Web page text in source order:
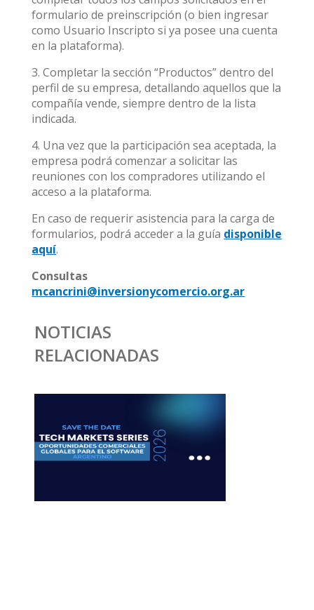
formulario de preinscripción (o bien ingresar
como Usuario Inscripto si ya posee una cuenta
en la plataforma).
3. Completar la sección “Productos” dentro del
perfil de su empresa, detallando aquellos que la
compañía vende, siempre dentro de la lista
indicada.
4. Una vez que la participación sea aceptada, la
empresa podrá comenzar a solicitar las
reuniones con los compradores utilizando el
acceso a la plataforma.
En caso de requerir asistencia para la carga de
formularios, podrá acceder a la guía disponible
aquí.
Consultas
mcancrini@inversionycomercio.org.ar
NOTICIAS
RELACIONADAS